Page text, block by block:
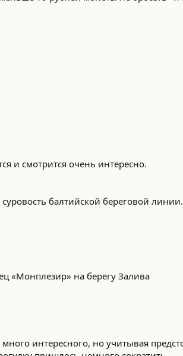
и смотрится очень интересно.
балтийской береговой
«Монплезир» на берегу Залива
много интересного, но учитывая